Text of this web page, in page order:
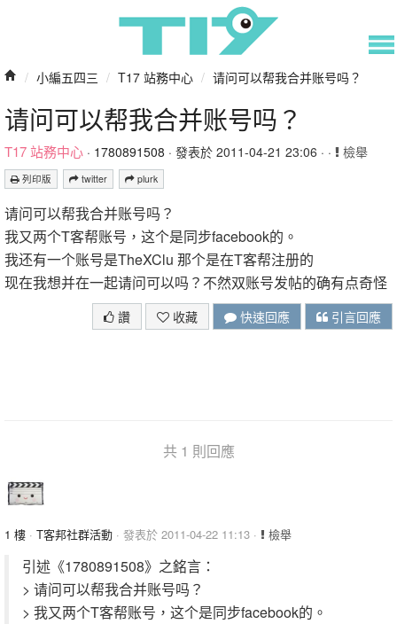
/ 小編五四三 / T17 站務中心 / 请问可以帮我合并账号吗？
请问可以帮我合并账号吗？
T17 站務中心 · 1780891508 · 發表於 2011-04-21 23:06 · · 檢舉
列印版 twitter plurk
请问可以帮我合并账号吗？
我又两个T客帮账号，这个是同步facebook的。
我还有一个账号是TheXClu 那个是在T客帮注册的
现在我想并在一起请问可以吗？不然双账号发帖的确有点奇怪
讚 收藏 快速回應 引言回應
共 1 則回應
1 樓 · T客邦社群活動 · 發表於 2011-04-22 11:13 · 檢舉
引述《1780891508》之銘言：
> 请问可以帮我合并账号吗？
> 我又两个T客帮账号，这个是同步facebook的。